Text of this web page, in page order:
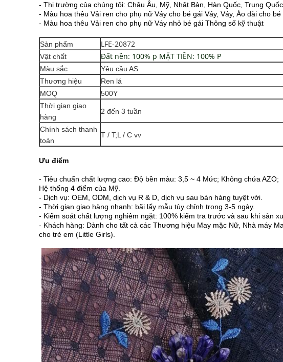
- Thị trường của chúng tôi: Châu Âu, Mỹ, Nhật Bản, Hàn Quốc, Trung
- Màu hoa thêu Vải ren cho phụ nữ Váy cho bé gái Váy, Váy, Áo dài cho
- Màu hoa thêu Vải ren cho phụ nữ Váy nhỏ bé gái Thông số kỹ thuật
Sản phẩm LFE-20872
Vật chất Đất nền: 100% p MẶT TIỀN: 100% P
Màu sắc
Yêu cầu AS
Thương hiệu
Ren lá
MOQ
500Y
Thời gian giao
hàng
2 đến 3 tuần
Chính sách thanh
toán
T / T;L / C vv
Ưu điểm
- Tiêu chuẩn chất lượng cao: Độ bền màu: 3,5 ~ 4 Mức; Không chứa AZO;
Hệ thống 4 điểm của Mỹ.
- Dịch vụ: OEM, ODM, dịch vụ R & D, dịch vụ sau bán hàng tuyệt vời.
- Thời gian giao hàng nhanh: bãi lấy mẫu tùy chỉnh trong 3-5 ngày.
- Kiểm soát chất lượng nghiêm ngặt: 100% kiểm tra trước và sau khi sản
- Khách hàng: Dành cho tất cả các Thương hiệu May mặc Nữ, Nhà máy
cho trẻ em (Little Girls).